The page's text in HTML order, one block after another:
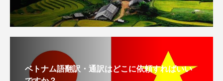
ベトナム語翻訳・通訳はどこに依頼すればいい